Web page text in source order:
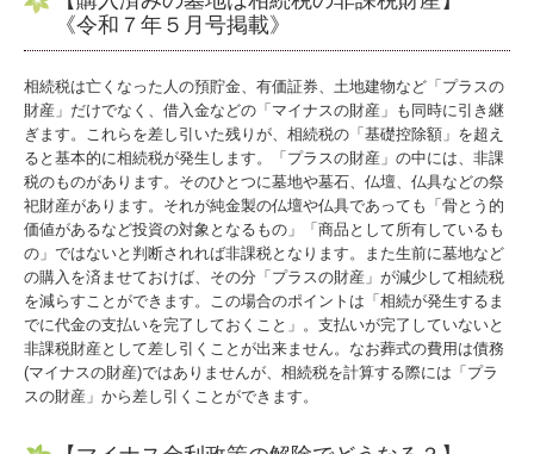
《令和７年５月号掲載》
相続税は亡くなった人の預貯金、有価証券、土地建物など「プラスの
財産」だけでなく、借入金などの「マイナスの財産」も同時に引き継
ぎます。これらを差し引いた残りが、相続税の「基礎控除額」を超え
ると基本的に相続税が発生します。「プラスの財産」の中には、非課
税のものがあります。そのひとつに墓地や墓石、仏壇、仏具などの祭
祀財産があります。それが純金製の仏壇や仏具であっても「骨とう的
価値があるなど投資の対象となるもの」「商品として所有しているも
の」ではないと判断されれば非課税となります。また生前に墓地など
の購入を済ませておけば、その分「プラスの財産」が減少して相続税
を減らすことができます。この場合のポイントは「相続が発生するま
でに代金の支払いを完了しておくこと」。支払いが完了していないと
非課税財産として差し引くことが出来ません。なお葬式の費用は債務
(マイナスの財産)ではありませんが、相続税を計算する際には「プラ
スの財産」から差し引くことができます。